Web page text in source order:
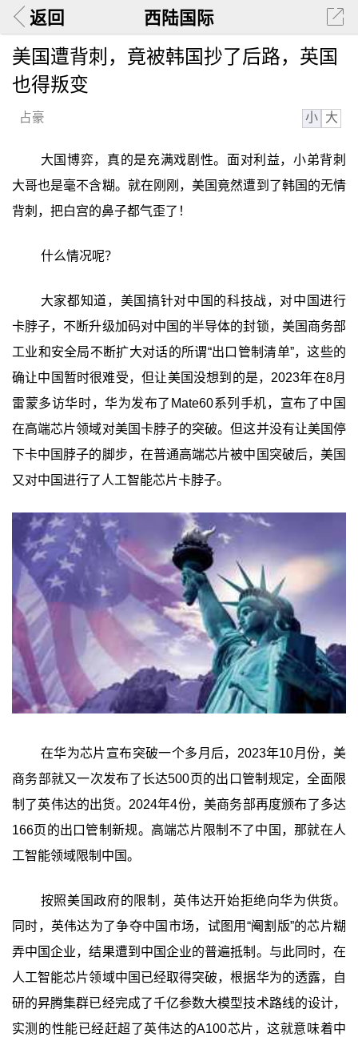
返回 西陆国际
美国遭背刺，竟被韩国抄了后路，英国
也得叛变
占豪 小 大
大国博弈，真的是充满戏剧性。面对利益，小弟背刺
大哥也是毫不含糊。就在刚刚，美国竟然遭到了韩国的无情
背刺，把白宫的鼻子都气歪了！
什么情况呢？
大家都知道，美国搞针对中国的科技战，对中国进行
卡脖子，不断升级加码对中国的半导体的封锁，美国商务部
工业和安全局不断扩大对话的所谓“出口管制清单”，这些的
确让中国暂时很难受，但让美国没想到的是，2023年在8月
雷蒙多访华时，华为发布了Mate60系列手机，宣布了中国
在高端芯片领域对美国卡脖子的突破。但这并没有让美国停
下卡中国脖子的脚步，在普通高端芯片被中国突破后，美国
又对中国进行了人工智能芯片卡脖子。
在华为芯片宣布突破一个多月后，2023年10月份，美
商务部就又一次发布了长达500页的出口管制规定，全面限
制了英伟达的出货。2024年4份，美商务部再度颁布了多达
166页的出口管制新规。高端芯片限制不了中国，那就在人
工智能领域限制中国。
按照美国政府的限制，英伟达开始拒绝向华为供货。
同时，英伟达为了争夺中国市场，试图用“阉割版”的芯片糊
弄中国企业，结果遭到中国企业的普遍抵制。与此同时，在
人工智能芯片领域中国已经取得突破，根据华为的透露，自
研的昇腾集群已经完成了千亿参数大模型技术路线的设计，
实测的性能已经赶超了英伟达的A100芯片，这就意味着中